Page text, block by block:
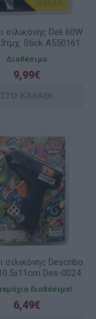
σιλικόνης Deli 60W
Stick A550161
Διαθέσιμο
9,99€
σιλικόνης Describo
Des-0024
διαθέσιμα!
6,49€